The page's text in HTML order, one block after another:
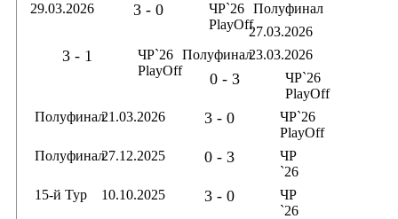
29.03.2026 3 - 0
ЧР`26
PlayOff
Полуфинал
27.03.2026
3 - 1
ЧР`26
PlayOff
Полуфинал23.03.2026
0 - 3
ЧР`26
PlayOff
Полуфинал21.03.2026 3 - 0
ЧР`26
PlayOff
Полуфинал27.12.2025 0 - 3
ЧР
`26
15-й Тур
10.10.2025 3 - 0
ЧР
`26